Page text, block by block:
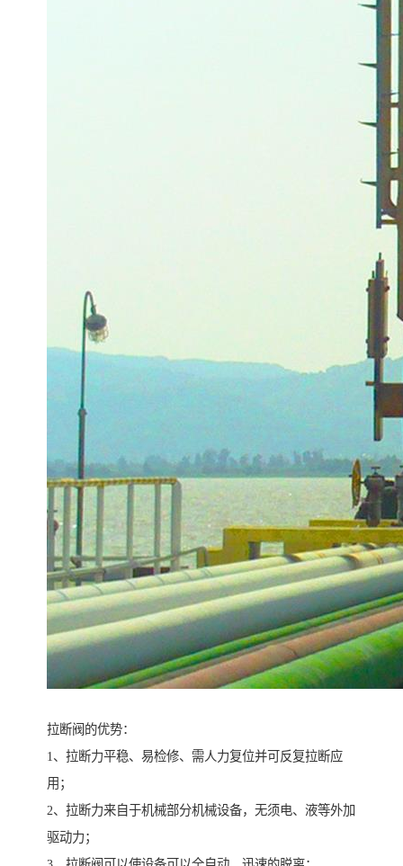
拉断阀的优势：
1、拉断力平稳、易检修、需人力复位并可反复拉断应
用；
2、拉断力来自于机械部分机械设备，无须电、液等外加
驱动力；